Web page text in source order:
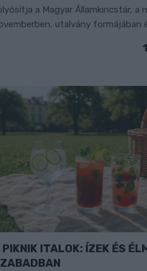
a Magyar Államkincstár, a
utalvány formájában
PIKNIK ITALOK: ÍZEK ÉS